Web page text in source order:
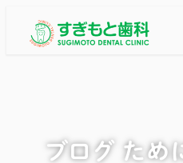
ブログ ため